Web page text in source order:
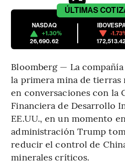
ÚLTIMAS
NASDAQ
+1.30%
26,690.62
-
Bloomberg — La
la primera mina de tierras
en conversaciones con la
Financiera de Desarrollo
EE.UU., en un momento
administración Trump
reducir el control de
minerales críticos.